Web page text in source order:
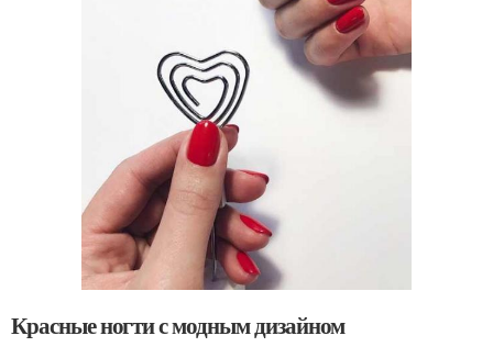
Красные ногти с модным дизайном